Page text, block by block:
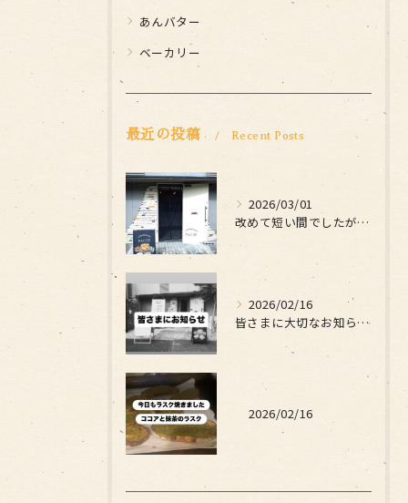
あんバター
ベーカリー
最近の投稿 Recent Posts
2026/03/01
改めて短い間でしたがお世話になりました
2026/02/16
皆さまに大切なお知らせです
2026/02/16